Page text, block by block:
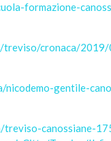
formazione-
cronaca/
gentile-
canossiane-